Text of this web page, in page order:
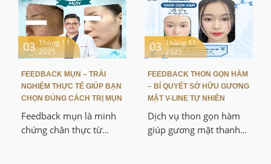
03 Tháng 11
2025
FEEDBACK MỤN – TRẢI
NGHIỆM THỰC TẾ GIÚP BẠN
CHỌN ĐÚNG CÁCH TRỊ MỤN
Feedback mụn là minh
chứng chân thực từ
03 Tháng 11
2025
FEEDBACK THON GỌN HÀM
– BÍ QUYẾT SỞ HỮU GƯƠNG
MẶT V-LINE TỰ NHIÊN
Dịch vụ thon gọn hàm
giúp gương mặt thanh